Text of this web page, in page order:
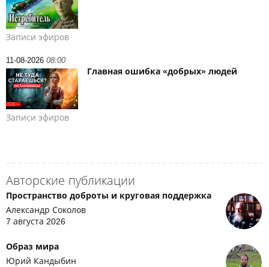
Записи эфиров
11-08-2026 08:00
Главная ошибка «добрых» людей
Записи эфиров
Авторские публикации
Пространство доброты и круговая поддержка
Александр Соколов
7 августа 2026
Образ мира
Юрий Кандыбин